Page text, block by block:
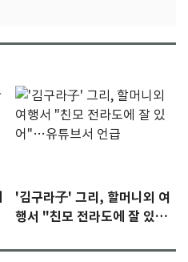
'김구라子' 그리, 할머니외 여
행서 "친모 전라도에 잘 있